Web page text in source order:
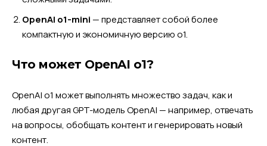
OpenAI o1-mini — представляет собой более
компактную и экономичную версию o1.
Что может OpenAI o1?
OpenAI o1 может выполнять множество задач, как и
любая другая GPT-модель OpenAI — например, отвечать
на вопросы, обобщать контент и генерировать новый
контент.